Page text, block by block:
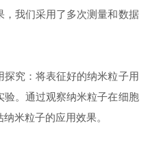
我们采用了多次测量和数据
究：将表征好的纳米粒子用
。通过观察纳米粒子在细胞
米粒子的应用效果。